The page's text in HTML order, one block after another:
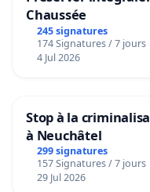
Chaussée
245 signatures
174 Signatures / 7 jours
4 Jul 2026
Stop à la
à Neuchâtel
299 signatures
157 Signatures / 7 jours
29 Jul 2026